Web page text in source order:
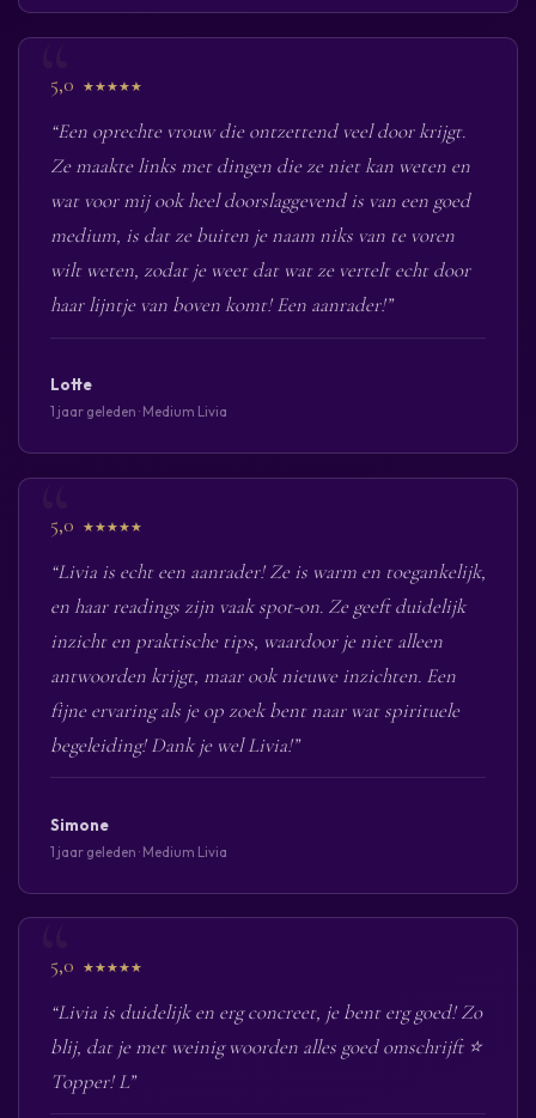
5,0 ★★★★★
“Een oprechte vrouw die ontzettend veel door krijgt.
Ze maakte links met dingen die ze niet kan weten en
wat voor mij ook heel doorslaggevend is van een goed
medium, is dat ze buiten je naam niks van te voren
wilt weten, zodat je weet dat wat ze vertelt echt door
haar lijntje van boven komt! Een aanrader!”
Lotte
1 jaar geleden · Medium Livia
5,0 ★★★★★
“Livia is echt een aanrader! Ze is warm en toegankelijk,
en haar readings zijn vaak spot-on. Ze geeft duidelijk
inzicht en praktische tips, waardoor je niet alleen
antwoorden krijgt, maar ook nieuwe inzichten. Een
fijne ervaring als je op zoek bent naar wat spirituele
begeleiding! Dank je wel Livia!”
Simone
1 jaar geleden · Medium Livia
5,0 ★★★★★
“Livia is duidelijk en erg concreet, je bent erg goed! Zo
blij, dat je met weinig woorden alles goed omschrijft ⭐️
Topper! L”